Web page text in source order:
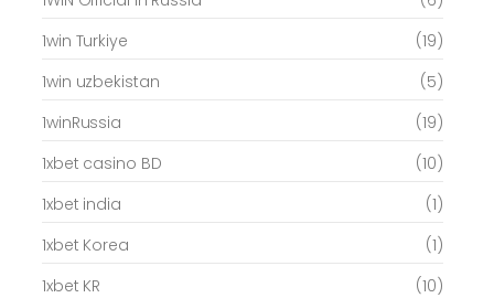
1win Turkiye
(19)
1win uzbekistan
(5)
1winRussia
(19)
1xbet casino BD
(10)
1xbet india
(1)
1xbet Korea
(1)
1xbet KR
(10)